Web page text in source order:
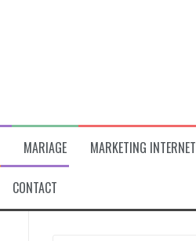
MARIAGE MARKETING INTERNET
CONTACT